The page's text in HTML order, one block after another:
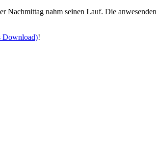
Nachmittag nahm seinen Lauf. Die
Download)!